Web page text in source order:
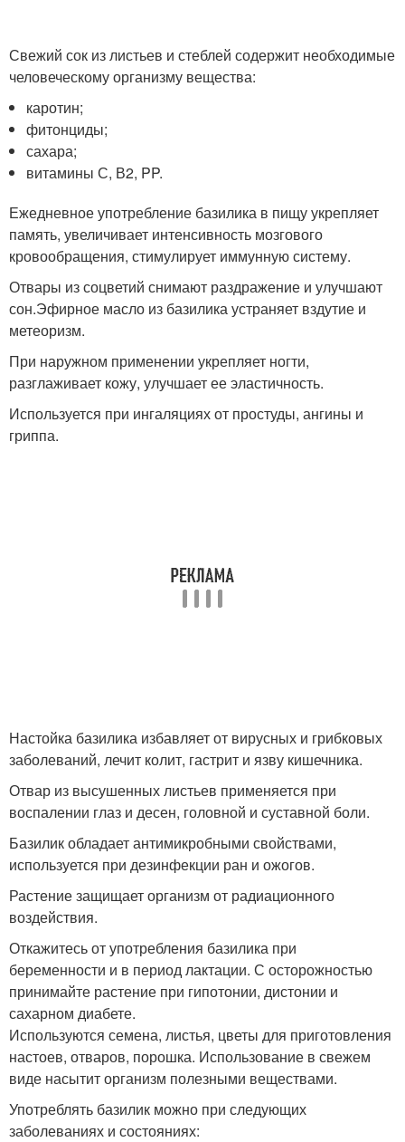
Свежий сок из листьев и стеблей содержит необходимые
человеческому организму вещества:
каротин;
фитонциды;
сахара;
витамины С, В2, PP.
Ежедневное употребление базилика в пищу укрепляет
память, увеличивает интенсивность мозгового
кровообращения, стимулирует иммунную систему.
Отвары из соцветий снимают раздражение и улучшают
сон.Эфирное масло из базилика устраняет вздутие и
метеоризм.
При наружном применении укрепляет ногти,
разглаживает кожу, улучшает ее эластичность.
Используется при ингаляциях от простуды, ангины и
гриппа.
Настойка базилика избавляет от вирусных и грибковых
заболеваний, лечит колит, гастрит и язву кишечника.
Отвар из высушенных листьев применяется при
воспалении глаз и десен, головной и суставной боли.
Базилик обладает антимикробными свойствами,
используется при дезинфекции ран и ожогов.
Растение защищает организм от радиационного
воздействия.
Откажитесь от употребления базилика при
беременности и в период лактации. С осторожностью
принимайте растение при гипотонии, дистонии и
сахарном диабете.
Используются семена, листья, цветы для приготовления
настоев, отваров, порошка. Использование в свежем
виде насытит организм полезными веществами.
Употреблять базилик можно при следующих
заболеваниях и состояниях: